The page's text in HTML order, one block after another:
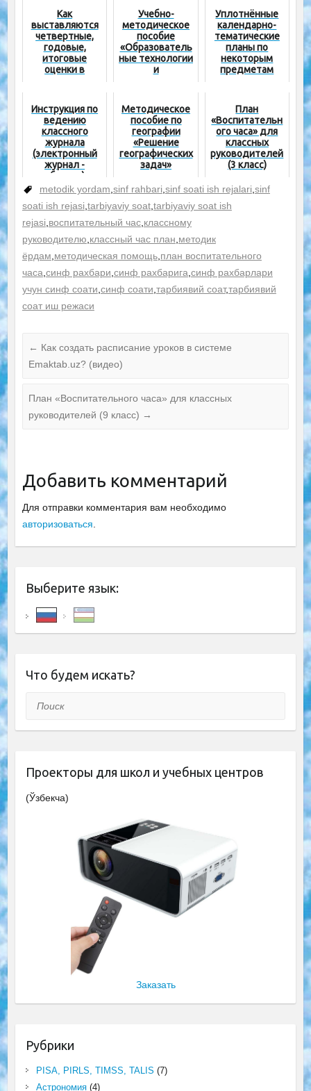
Как
выставляются
четвертные,
годовые,
итоговые
оценки в
Учебно-
методическое
пособие
«Образователь
ные технологии
и
Уплотнённые
календарно-
тематические
планы по
некоторым
предметам
Инструкция по
ведению
классного
журнала
(электронный
журнал -
образец)
Методическое
пособие по
географии
«Решение
географических
задач»
План
«Воспитательн
ого часа» для
классных
руководителей
(3 класс)
metodik yordam sinf rahbari sinf soati ish rejalari sinf
soati ish rejasi tarbiyaviy soat, tarbiyaviy soat ish
rejasi воспитательный час, классному
руководителю классный час план методик
ёрдам методическая помощь, план воспитательного
часа синф рахбари синф рахбарига синф рахбарлари
учун синф соати синф соати тарбиявий соат,тарбиявий
соат иш режаси
← Как создать расписание уроков в системе
Emaktab.uz? (видео)
План «Воспитательного часа» для классных
руководителей (9 класс) →
Добавить комментарий
Для отправки комментария вам необходимо
авторизоваться
Выберите язык:
Что будем искать?
Поиск
Проекторы для школ и учебных центров
(Ўзбекча)
Заказать
Рубрики
PISA, PIRLS, TIMSS, TALIS (7)
Астрономия(4)